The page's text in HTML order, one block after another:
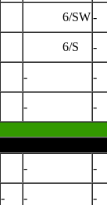
6/SW-
6/S -
- -
-
-
- -
- - -